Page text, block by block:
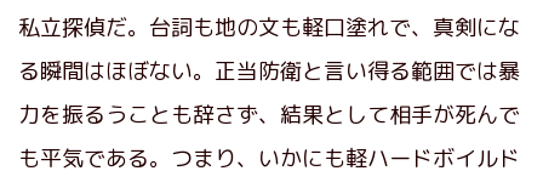
私立探偵だ。台詞も地の文も軽口塗れで、真剣にな
る瞬間はほぼない。正当防衛と言い得る範囲では暴
力を振るうことも辞さず、結果として相手が死んで
も平気である。つまり、いかにも軽ハードボイルド